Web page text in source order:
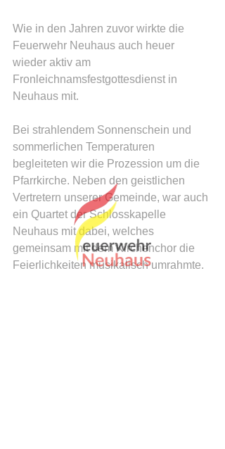
Wie in den Jahren zuvor wirkte die
Feuerwehr Neuhaus auch heuer
wieder aktiv am
Fronleichnamsfestgottesdienst in
Neuhaus mit.
Bei strahlendem Sonnenschein und
sommerlichen Temperaturen
begleiteten wir die Prozession um die
Pfarrkirche. Neben den geistlichen
Vertretern unserer Gemeinde, war auch
ein Quartet der Schlosskapelle
Neuhaus mit dabei, welches
gemeinsam mit dem Kirchenchor die
Feierlichkeiten musikalisch umrahmte.